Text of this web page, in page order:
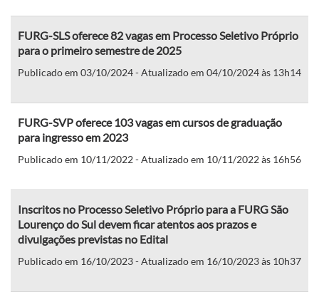
FURG-SLS oferece 82 vagas em Processo Seletivo Próprio
para o primeiro semestre de 2025
Publicado em 03/10/2024 - Atualizado em 04/10/2024 às 13h14
FURG-SVP oferece 103 vagas em cursos de graduação
para ingresso em 2023
Publicado em 10/11/2022 - Atualizado em 10/11/2022 às 16h56
Inscritos no Processo Seletivo Próprio para a FURG São
Lourenço do Sul devem ficar atentos aos prazos e
divulgações previstas no Edital
Publicado em 16/10/2023 - Atualizado em 16/10/2023 às 10h37